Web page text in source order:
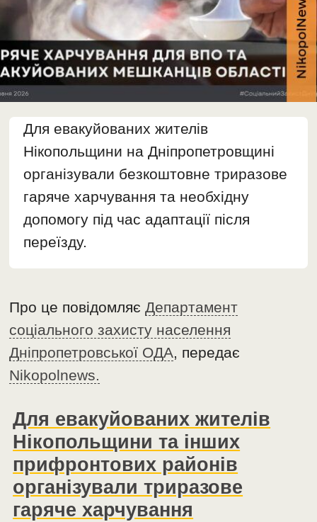
Для евакуйованих жителів
Нікопольщини на Дніпропетровщині
організували безкоштовне триразове
гаряче харчування та необхідну
допомогу під час адаптації після
переїзду.
Про це повідомляєДепартамент
соціального захисту населення
Дніпропетровської ОДА, передає
Nikopolnews.
Для евакуйованих жителів
Нікопольщини та інших
прифронтових районів
організували триразове
гаряче харчування